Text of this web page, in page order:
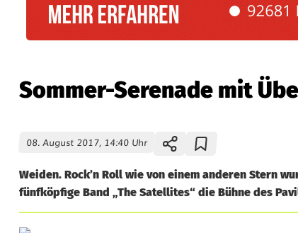
Sommer-Serenade mit
08. August 2017, 14:40 Uhr
Weiden. Rock’n Roll wie von einem anderen Stern
fünfköpfige Band „The Satellites“ die Bühne des